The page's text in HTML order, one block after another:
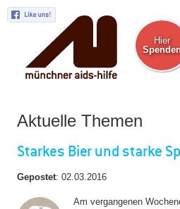
Hier
Aktuelle Themen
Starkes Bier und starke
Gepostet: 02.03.2016
Am vergangenen